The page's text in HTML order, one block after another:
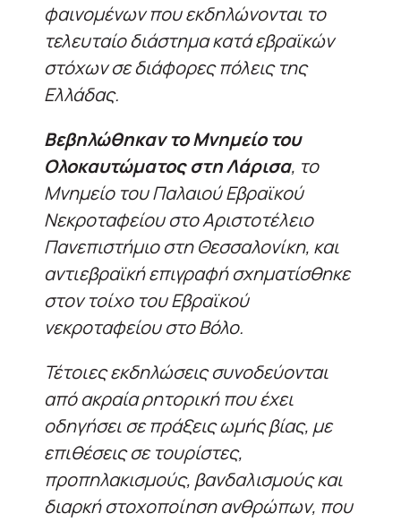
φαινομένων που εκδηλώνονται το
τελευταίο διάστημα κατά εβραϊκών
στόχων σε διάφορες πόλεις της
Ελλάδας.
Βεβηλώθηκαν το Μνημείο του
Ολοκαυτώματος στη Λάρισα, το
Μνημείο του Παλαιού Εβραϊκού
Νεκροταφείου στο Αριστοτέλειο
Πανεπιστήμιο στη Θεσσαλονίκη, και
αντιεβραϊκή επιγραφή σχηματίσθηκε
στον τοίχο του Εβραϊκού
νεκροταφείου στο Βόλο.
Τέτοιες εκδηλώσεις συνοδεύονται
από ακραία ρητορική που έχει
οδηγήσει σε πράξεις ωμής βίας, με
επιθέσεις σε τουρίστες,
προπηλακισμούς, βανδαλισμούς και
διαρκή στοχοποίηση ανθρώπων, που